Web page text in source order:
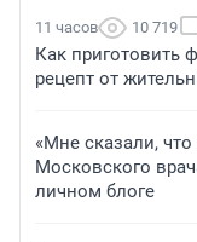
11 часов 10 719
Как приготовить
рецепт от
«Мне сказали,
Московского
личном блоге